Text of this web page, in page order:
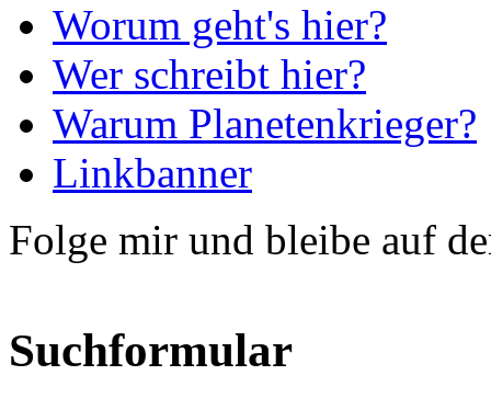
Worum geht's hier?
Wer schreibt hier?
Warum Planetenkrieger?
Linkbanner
Folge mir und bleibe auf
Suchformular